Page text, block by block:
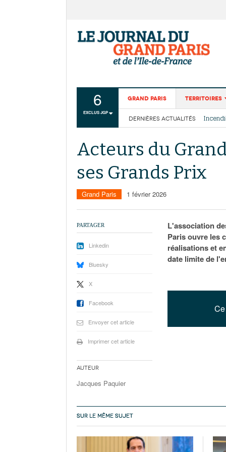
6
EXCLUS JGP
Grand Paris Territoires
Institutions
Services
DERNIÈRES ACTUALITÉS
La
Acteurs du
ses Grands Prix
Grand Paris 1 février 2026
L'association
Paris ouvre les
réalisations et
date limite de
PARTAGER
Linkedin
Bluesky
X
Facebook
Envoyer cet article
Imprimer cet article
Auteur
Jacques Paquier
SUR LE MÊME SUJET